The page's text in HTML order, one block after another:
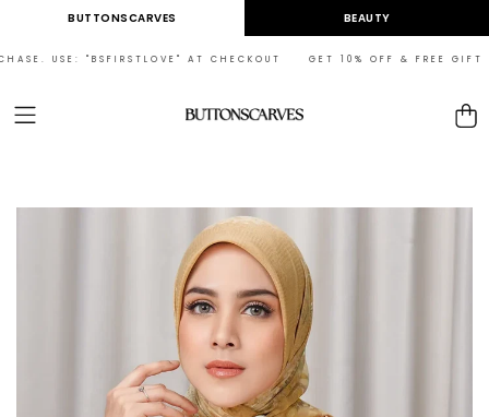
Skip toBUTTONSCARVES BEAUTY
AT CHECKOUT GET 10% OFF & FREE GIFT ON
Cart